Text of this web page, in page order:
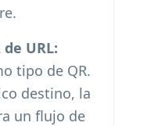
URL:
tipo de QR.
destino, la
un flujo de